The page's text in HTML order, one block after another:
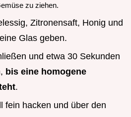
zu ziehen.
Zitronensaft, Honig und
Glas geben.
und etwa 30 Sekunden
bis eine homogene
.
fein hacken und über den